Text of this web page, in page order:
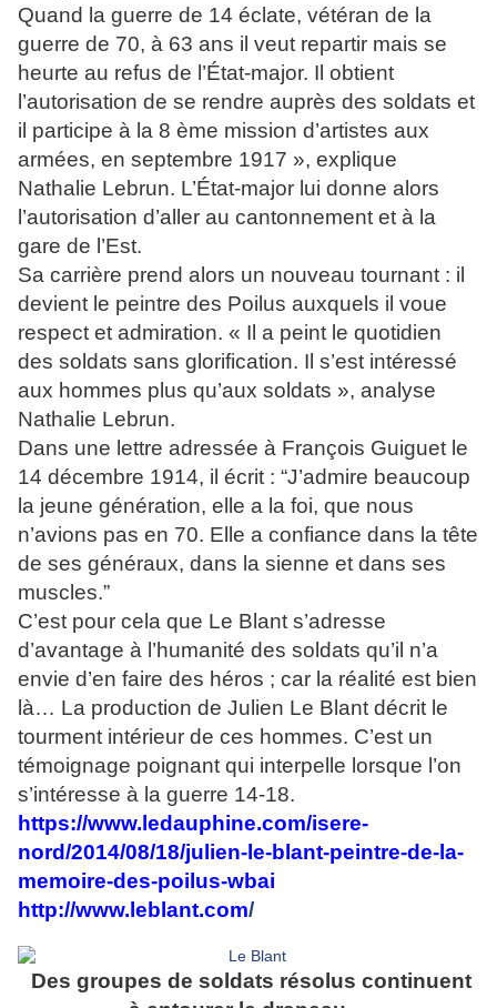
Quand la guerre de 14 éclate, vétéran de la
guerre de 70, à 63 ans il veut repartir mais se
heurte au refus de l’État-major. Il obtient
l’autorisation de se rendre auprès des soldats et
il participe à la 8 ème mission d’artistes aux
armées, en septembre 1917 », explique
Nathalie Lebrun. L’État-major lui donne alors
l’autorisation d’aller au cantonnement et à la
gare de l’Est.
Sa carrière prend alors un nouveau tournant : il
devient le peintre des Poilus auxquels il voue
respect et admiration. « Il a peint le quotidien
des soldats sans glorification. Il s’est intéressé
aux hommes plus qu’aux soldats », analyse
Nathalie Lebrun.
Dans une lettre adressée à François Guiguet le
14 décembre 1914, il écrit : “J’admire beaucoup
la jeune génération, elle a la foi, que nous
n’avions pas en 70. Elle a confiance dans la tête
de ses généraux, dans la sienne et dans ses
muscles.”
C’est pour cela que Le Blant s’adresse
d’avantage à l’humanité des soldats qu’il n’a
envie d’en faire des héros ; car la réalité est bien
là… La production de Julien Le Blant décrit le
tourment intérieur de ces hommes. C’est un
témoignage poignant qui interpelle lorsque l’on
s’intéresse à la guerre 14-18.
https://www.ledauphine.com/isere-
nord/2014/08/18/julien-le-blant-peintre-de-la-
memoire-des-poilus-wbai
http://www.leblant.com/
Des groupes de soldats résolus continuent